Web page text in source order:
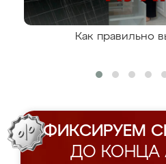
Как правильно
ФИКСИРУЕМ
ДО КОНЦА